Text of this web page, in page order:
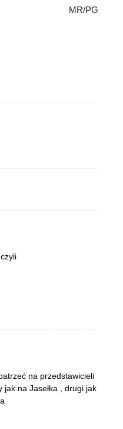
MR/PG
na przedstawicieli
na Jasełka , drugi jak